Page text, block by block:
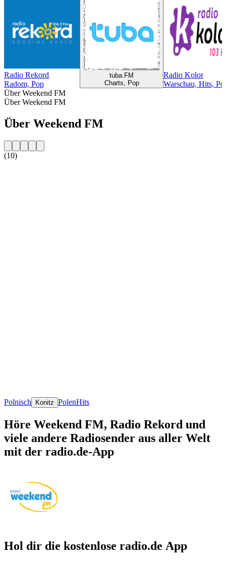
Radio Rekord
Radom, Pop
tuba.FM
Charts, Pop
Radio Kolor
Warschau, Hits,
Über Weekend FM
Über Weekend FM
Über Weekend FM
(10)
Polnisch Konitz PolenHits
Höre Weekend FM, Radio Rekord und
viele andere Radiosender aus aller Welt
mit der radio.de-App
Hol dir die kostenlose radio.de App